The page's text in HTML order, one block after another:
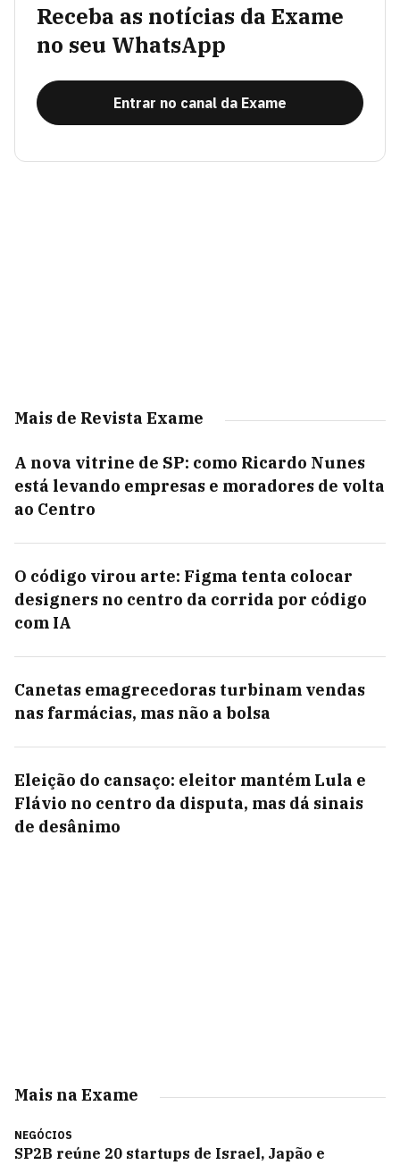
Receba as notícias da Exame
no seu WhatsApp
Entrar no canal da Exame
Mais de Revista Exame
A nova vitrine de SP: como Ricardo Nunes
está levando empresas e moradores de volta
ao Centro
O código virou arte: Figma tenta colocar
designers no centro da corrida por código
com IA
Canetas emagrecedoras turbinam vendas
nas farmácias, mas não a bolsa
Eleição do cansaço: eleitor mantém Lula e
Flávio no centro da disputa, mas dá sinais
de desânimo
Mais na Exame
NEGÓCIOS
SP2B reúne 20 startups de Israel, Japão e